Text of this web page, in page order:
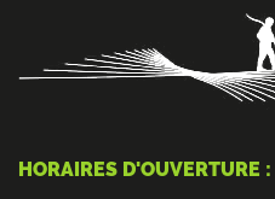
HORAIRES D'OUVERTURE :